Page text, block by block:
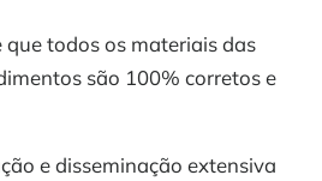
todos os materiais das
são 100% corretos e
e disseminação extensiva